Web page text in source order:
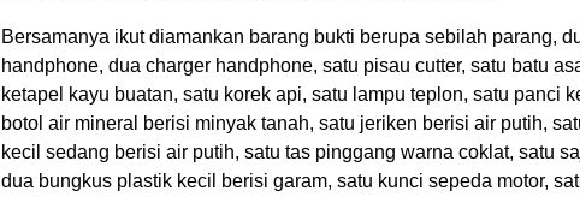
Bersamanya ikut diamankan barang bukti berupa sebilah parang,
handphone, dua charger handphone, satu pisau cutter, satu batu
ketapel kayu buatan, satu korek api, satu lampu teplon, satu panci
botol air mineral berisi minyak tanah, satu jeriken berisi air putih,
kecil sedang berisi air putih, satu tas pinggang warna coklat, satu
dua bungkus plastik kecil berisi garam, satu kunci sepeda motor,